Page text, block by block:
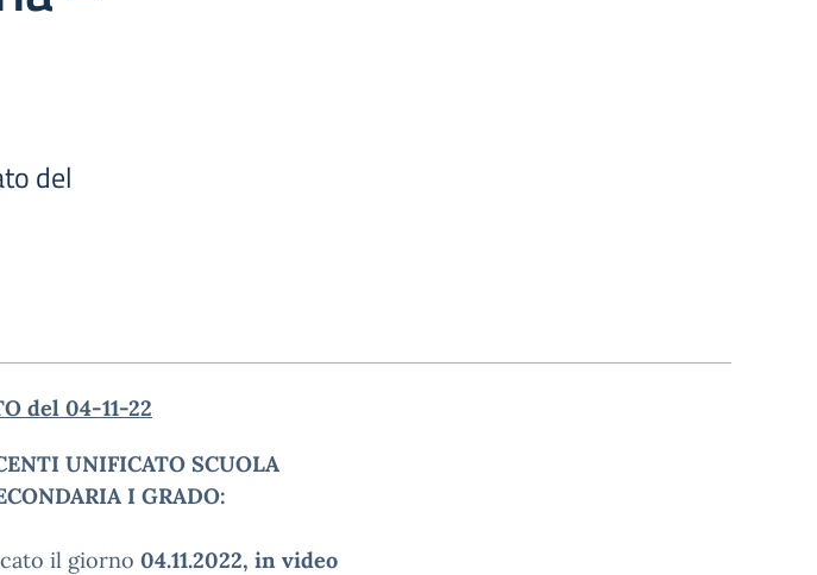
del
del 04-11-22
UNIFICATO SCUOLA
I GRADO:
il giorno 04.11.2022, in video